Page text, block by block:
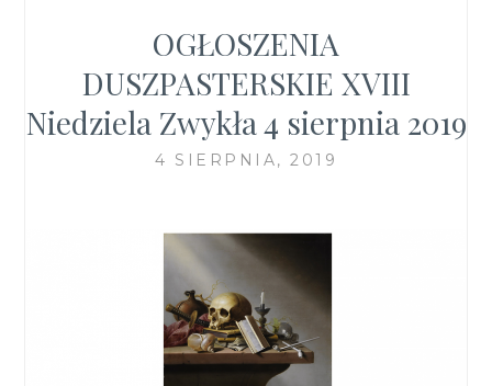
OGŁOSZENIA
DUSZPASTERSKIE XVIII
Niedziela Zwykła 4 sierpnia 2019
4 SIERPNIA, 2019